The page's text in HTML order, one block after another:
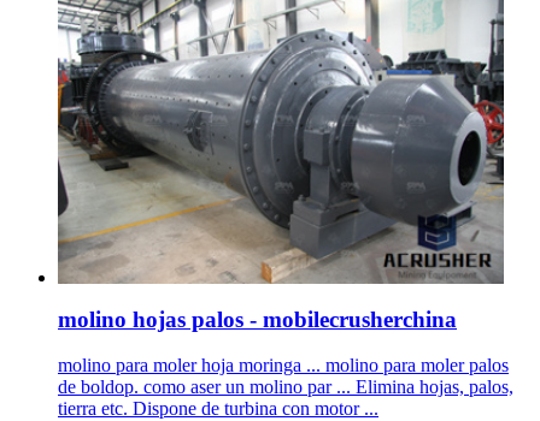
molino hojas palos - mobilecrusherchina
molino para moler hoja moringa ... molino para moler palos
de boldop. como aser un molino par ... Elimina hojas, palos,
tierra etc. Dispone de turbina con motor ...